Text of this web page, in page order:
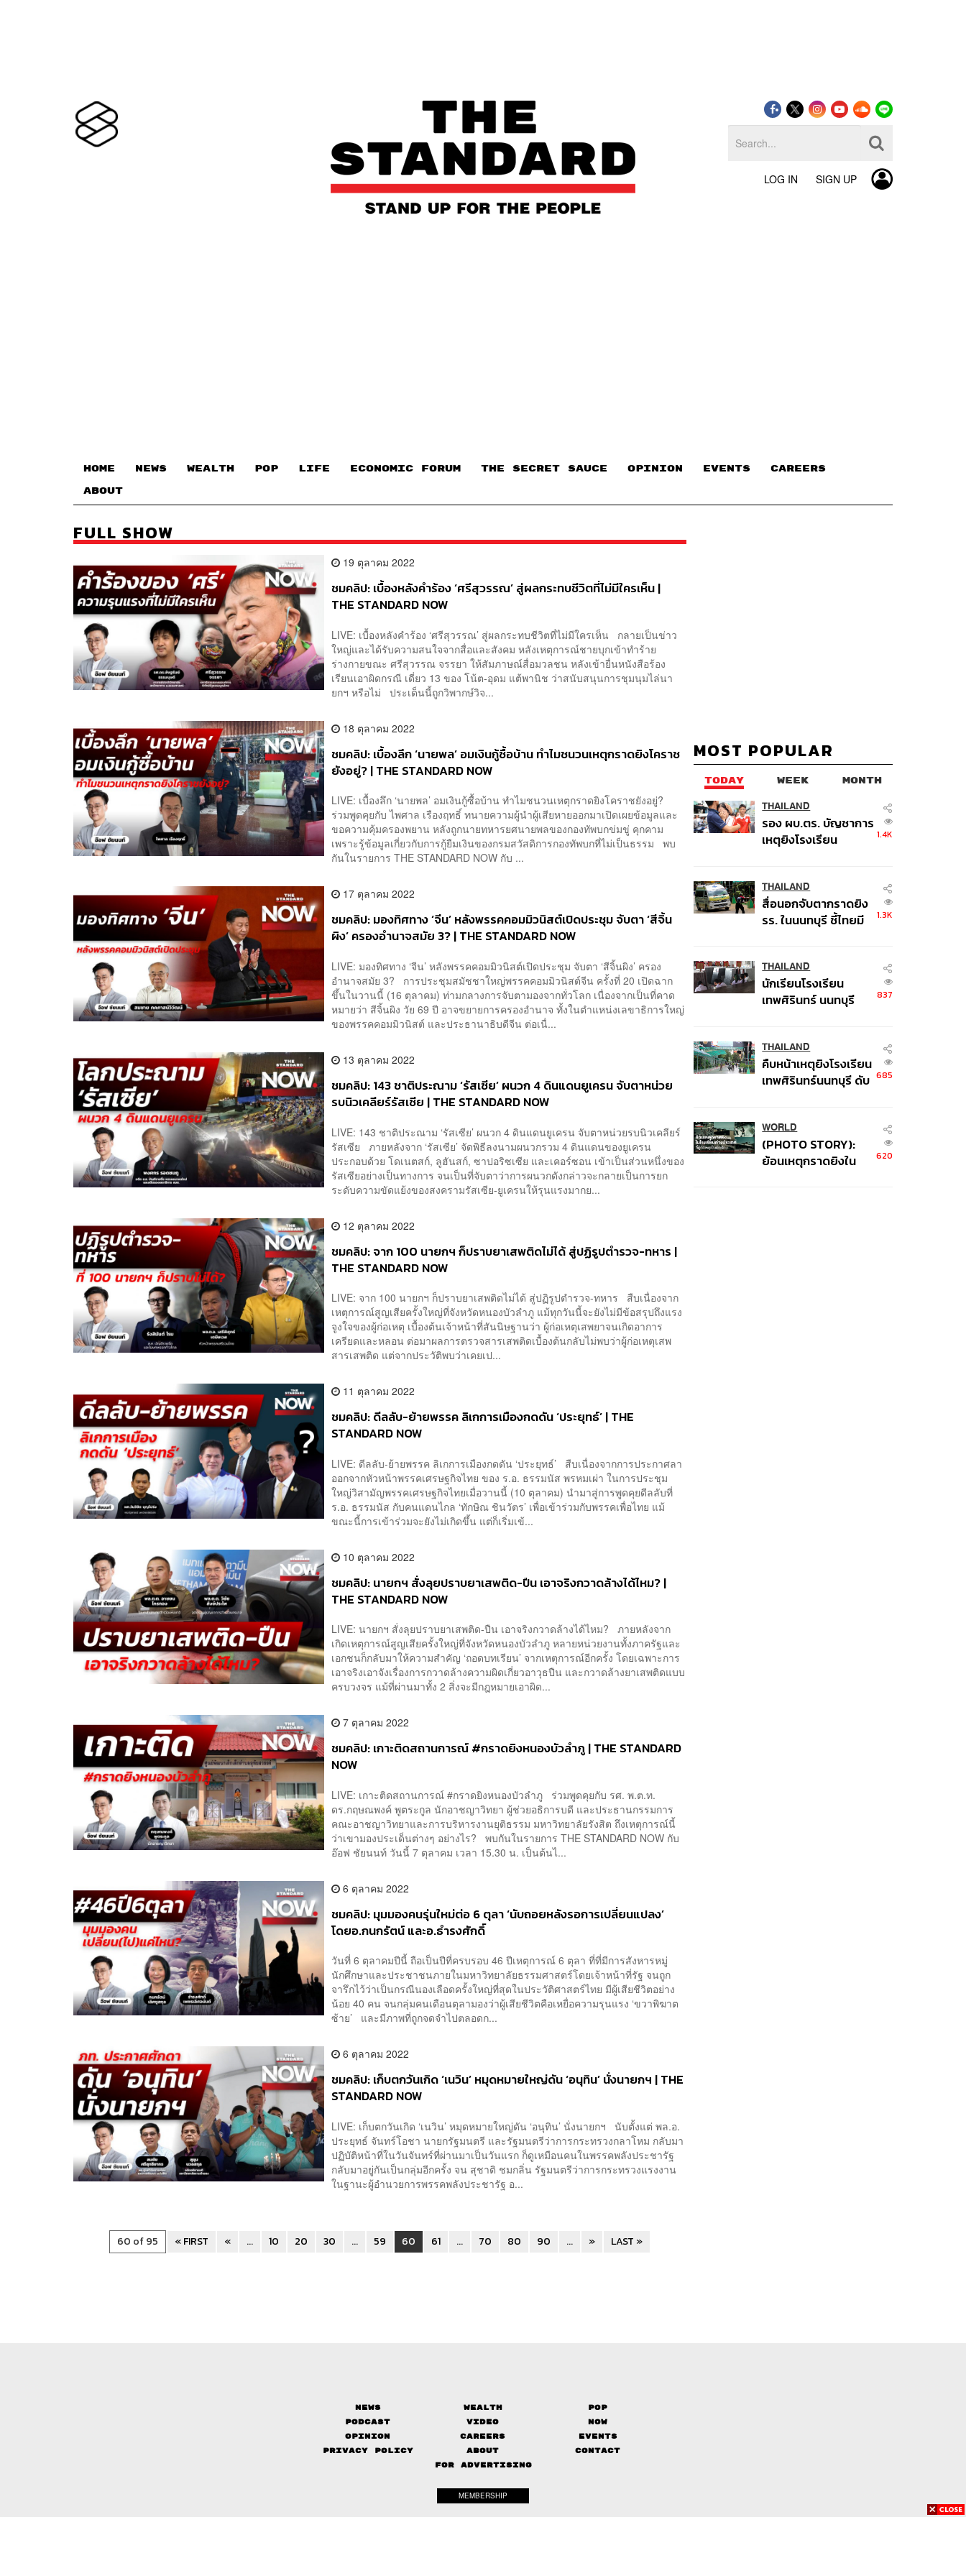
LOG IN SIGN UP
HOME NEWS WEALTH POP LIFE ECONOMIC FORUM THE SECRET SAUCE​ OPINION EVENTS CAREERS
ABOUT
FULL SHOW
19 ตุลาคม 2022
ชมคลิป: เบื้องหลังคำร้อง ‘ศรีสุวรรณ’ สู่ผลกระทบชีวิตที่ไม่มีใครเห็น |
THE STANDARD NOW
LIVE: เบื้องหลังคำร้อง ‘ศรีสุวรรณ’ สู่ผลกระทบชีวิตที่ไม่มีใครเห็น กลายเป็นข่าว
ใหญ่และได้รับความสนใจจากสื่อและสังคม หลังเหตุการณ์ชายบุกเข้าทำร้าย
ร่างกายขณะ ศรีสุวรรณ จรรยา ให้สัมภาษณ์สื่อมวลชน หลังเข้ายื่นหนังสือร้อง
เรียนเอาผิดกรณี เดี่ยว 13 ของ โน้ต-อุดม แต้พานิช ว่าสนับสนุนการชุมนุมไล่นา
ยกฯ หรือไม่ ประเด็นนี้ถูกวิพากษ์วิจ...
18 ตุลาคม 2022
ชมคลิป: เบื้องลึก ‘นายพล’ อมเงินกู้ซื้อบ้าน ทำไมชนวนเหตุกราดยิงโคราช
ยังอยู่? | THE STANDARD NOW
LIVE: เบื้องลึก ‘นายพล’ อมเงินกู้ซื้อบ้าน ทำไมชนวนเหตุกราดยิงโคราชยังอยู่?
ร่วมพูดคุยกับ ไพศาล เรืองฤทธิ์ ทนายความผู้นำผู้เสียหายออกมาเปิดเผยข้อมูลและ
ขอความคุ้มครองพยาน หลังถูกนายทหารยศนายพลของกองทัพบกข่มขู่ คุกคาม
เพราะรู้ข้อมูลเกี่ยวกับการกู้ยืมเงินของกรมสวัสดิการกองทัพบกที่ไม่เป็นธรรม พบ
กันในรายการ THE STANDARD NOW กับ ...
17 ตุลาคม 2022
ชมคลิป: มองทิศทาง ‘จีน’ หลังพรรคคอมมิวนิสต์เปิดประชุม จับตา ‘สีจิ้น
ผิง’ ครองอำนาจสมัย 3? | THE STANDARD NOW
LIVE: มองทิศทาง ‘จีน’ หลังพรรคคอมมิวนิสต์เปิดประชุม จับตา ‘สีจิ้นผิง’ ครอง
อำนาจสมัย 3? การประชุมสมัชชาใหญ่พรรคคอมมิวนิสต์จีน ครั้งที่ 20 เปิดฉาก
ขึ้นในวานนี้ (16 ตุลาคม) ท่ามกลางการจับตามองจากทั่วโลก เนื่องจากเป็นที่คาด
หมายว่า สีจิ้นผิง วัย 69 ปี อาจขยายการครองอำนาจ ทั้งในตำแหน่งเลขาธิการใหญ่
ของพรรคคอมมิวนิสต์ และประธานาธิบดีจีน ต่อเนื่...
13 ตุลาคม 2022
ชมคลิป: 143 ชาติประณาม ‘รัสเซีย’ ผนวก 4 ดินแดนยูเครน จับตาหน่วย
รบนิวเคลียร์รัสเซีย | THE STANDARD NOW
LIVE: 143 ชาติประณาม ‘รัสเซีย’ ผนวก 4 ดินแดนยูเครน จับตาหน่วยรบนิวเคลียร์
รัสเซีย ภายหลังจาก ‘รัสเซีย’ จัดพิธีลงนามผนวกรวม 4 ดินแดนของยูเครน
ประกอบด้วย โดเนตสก์, ลูฮันสก์, ซาปอริซเซีย และเคอร์ซอน เข้าเป็นส่วนหนึ่งของ
รัสเซียอย่างเป็นทางการ จนเป็นที่จับตาว่าการผนวกดังกล่าวจะกลายเป็นการยก
ระดับความขัดแย้งของสงครามรัสเซีย-ยูเครนให้รุนแรงมากย...
12 ตุลาคม 2022
ชมคลิป: จาก 100 นายกฯ ก็ปราบยาเสพติดไม่ได้ สู่ปฏิรูปตำรวจ-ทหาร |
THE STANDARD NOW
LIVE: จาก 100 นายกฯ ก็ปราบยาเสพติดไม่ได้ สู่ปฏิรูปตำรวจ-ทหาร สืบเนื่องจาก
เหตุการณ์สูญเสียครั้งใหญ่ที่จังหวัดหนองบัวลำภู แม้ทุกวันนี้จะยังไม่มีข้อสรุปถึงแรง
จูงใจของผู้ก่อเหตุ เบื้องต้นเจ้าหน้าที่สันนิษฐานว่า ผู้ก่อเหตุเสพยาจนเกิดอาการ
เครียดและหลอน ต่อมาผลการตรวจสารเสพติดเบื้องต้นกลับไม่พบว่าผู้ก่อเหตุเสพ
สารเสพติด แต่จากประวัติพบว่าเคยเป...
11 ตุลาคม 2022
ชมคลิป: ดีลลับ-ย้ายพรรค ลิเกการเมืองกดดัน ‘ประยุทธ์’ | THE
STANDARD NOW
LIVE: ดีลลับ-ย้ายพรรค ลิเกการเมืองกดดัน ‘ประยุทธ์’ สืบเนื่องจากการประกาศลา
ออกจากหัวหน้าพรรคเศรษฐกิจไทย ของ ร.อ. ธรรมนัส พรหมเผ่า ในการประชุม
ใหญ่วิสามัญพรรคเศรษฐกิจไทยเมื่อวานนี้ (10 ตุลาคม) นำมาสู่การพูดคุยดีลลับที่
ร.อ. ธรรมนัส กับคนแดนไกล ‘ทักษิณ ชินวัตร’ เพื่อเข้าร่วมกับพรรคเพื่อไทย แม้
ขณะนี้การเข้าร่วมจะยังไม่เกิดขึ้น แต่ก็เริ่มเข้...
10 ตุลาคม 2022
ชมคลิป: นายกฯ สั่งลุยปราบยาเสพติด-ปืน เอาจริงกวาดล้างได้ไหม? |
THE STANDARD NOW
LIVE: นายกฯ สั่งลุยปราบยาเสพติด-ปืน เอาจริงกวาดล้างได้ไหม? ภายหลังจาก
เกิดเหตุการณ์สูญเสียครั้งใหญ่ที่จังหวัดหนองบัวลำภู หลายหน่วยงานทั้งภาครัฐและ
เอกชนก็กลับมาให้ความสำคัญ ‘ถอดบทเรียน’ จากเหตุการณ์อีกครั้ง โดยเฉพาะการ
เอาจริงเอาจังเรื่องการกวาดล้างความผิดเกี่ยวอาวุธปืน และกวาดล้างยาเสพติดแบบ
ครบวงจร แม้ที่ผ่านมาทั้ง 2 สิ่งจะมีกฎหมายเอาผิด...
7 ตุลาคม 2022
ชมคลิป: เกาะติดสถานการณ์ #กราดยิงหนองบัวลำภู | THE STANDARD
NOW
LIVE: เกาะติดสถานการณ์ #กราดยิงหนองบัวลำภู ร่วมพูดคุยกับ รศ. พ.ต.ท.
ดร.กฤษณพงค์ พูตระกูล นักอาชญาวิทยา ผู้ช่วยอธิการบดี และประธานกรรมการ
คณะอาชญาวิทยาและการบริหารงานยุติธรรม มหาวิทยาลัยรังสิต ถึงเหตุการณ์นี้
ว่าเขามองประเด็นต่างๆ อย่างไร? พบกันในรายการ THE STANDARD NOW กับ
อ๊อฟ ชัยนนท์ วันนี้ 7 ตุลาคม เวลา 15.30 น. เป็นต้นไ...
6 ตุลาคม 2022
ชมคลิป: มุมมองคนรุ่นใหม่ต่อ 6 ตุลา ‘นับถอยหลังรอการเปลี่ยนแปลง’
โดยอ.กนกรัตน์ และอ.ธำรงศักดิ์
วันที่ 6 ตุลาคมปีนี้ ถือเป็นปีที่ครบรอบ 46 ปีเหตุการณ์ 6 ตุลา ที่ที่มีการสังหารหมู่
นักศึกษาและประชาชนภายในมหาวิทยาลัยธรรมศาสตร์โดยเจ้าหน้าที่รัฐ จนถูก
จารึกไว้ว่าเป็นกรณีนองเลือดครั้งใหญ่ที่สุดในประวัติศาสตร์ไทย มีผู้เสียชีวิตอย่าง
น้อย 40 คน จนกลุ่มคนเดือนตุลามองว่าผู้เสียชีวิตคือเหยื่อความรุนแรง ‘ขวาพิฆาต
ซ้าย’ และมีภาพที่ถูกจดจำไปตลอดก...
6 ตุลาคม 2022
ชมคลิป: เก็บตกวันเกิด ‘เนวิน’ หมุดหมายใหญ่ดัน ‘อนุทิน’ นั่งนายกฯ | THE
STANDARD NOW
LIVE: เก็บตกวันเกิด ‘เนวิน’ หมุดหมายใหญ่ดัน ‘อนุทิน’ นั่งนายกฯ นับตั้งแต่ พล.อ.
ประยุทธ์ จันทร์โอชา นายกรัฐมนตรี และรัฐมนตรีว่าการกระทรวงกลาโหม กลับมา
ปฏิบัติหน้าที่ในวันจันทร์ที่ผ่านมาเป็นวันแรก ก็ดูเหมือนคนในพรรคพลังประชารัฐ
กลับมาอยู่กันเป็นกลุ่มอีกครั้ง จน สุชาติ ชมกลิ่น รัฐมนตรีว่าการกระทรวงแรงงาน
ในฐานะผู้อำนวยการพรรคพลังประชารัฐ อ...
60 of 95 « FIRST « ... 10 20 30 ... 59 60 61 ... 70 80 90 ... » LAST »
MOST POPULAR
TODAY WEEK MONTH
THAILAND
รอง ผบ.ตร. บัญชาการ
เหตุยิงโรงเรียน
คนติดค้าง พบศพปู่-ย่า
ที่บ้านพักผู้ก่อเหตุ
1.4K
THAILAND
สื่อนอกจับตากราดยิง
รร. ในนนทบุรี ชี้ไทยมี
1.3K
THAILAND
นักเรียนโรงเรียน
เทพศิรินทร์ นนทบุรี
เหตุใช้อาวุธปืนภายใน
โรงเรียนคลี่คลาย
837
THAILAND
คืบหน้าเหตุยิงโรงเรียน
เทพศิรินทร์นนทบุรี ดับ
เหตุ
685
WORLD
(PHOTO STORY):
ย้อนเหตุกราดยิงใน
620
News Wealth
Pop
Podcast
Video
Now
Opinion
Careers
Events
Privacy Policy
About
Contact
FOR ADVERTISING
MEMBERSHIP